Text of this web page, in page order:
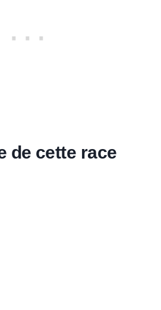
de cette race